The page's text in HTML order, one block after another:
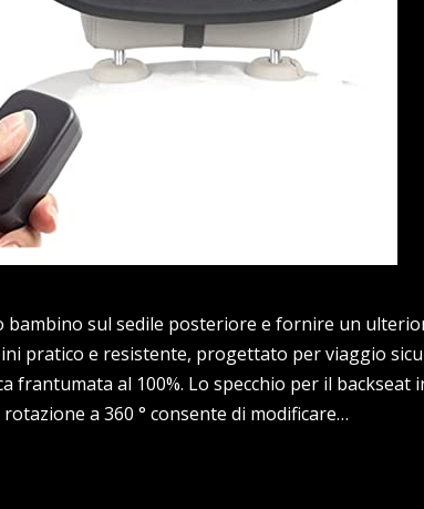
bambino sul sedile posteriore e fornire un
pratico e resistente, progettato per viaggio
frantumata al 100%. Lo specchio per il
a 360 ° consente di modificare…